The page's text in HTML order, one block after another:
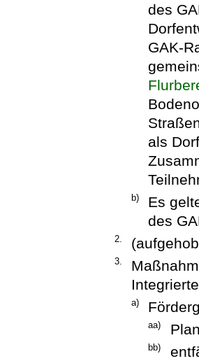
des
GAK-
als
b)
Es
des
2.
3.
a)
aa)
bb)